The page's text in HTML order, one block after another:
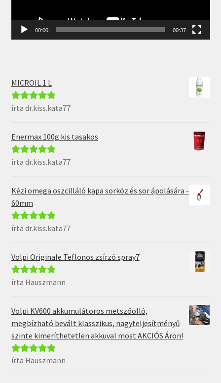
00:00 00:37
MICROIL 1 L
Értékelés:5 /
írta dr.kiss.kata77
Enermax 100g kis tasakos
Értékelés:5 /
írta dr.kiss.kata77
Kézi omega oszcilláló kapa sorköz és sor ápolására -
60mm
Értékelés:5 /
írta dr.kiss.kata77
Volpi Originale Teflonos zsírzó spray7
Értékelés:5/
írta Hauszmann
Volpi KV600 akkumulátoros metszőolló,
megbízható bevált klasszikus, nagyteljesítményű
szinte kimeríthetetlen akkuval most AKCIÓS Áron!
Értékelés:5/
írta Hauszmann